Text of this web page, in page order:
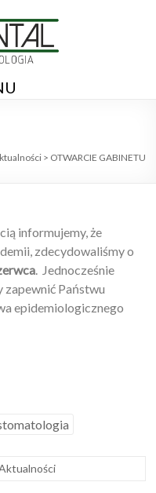
> OTWARCIE GABINETU
informujemy, że
zdecydowaliśmy o
. Jednocześnie
zapewnić Państwu
epidemiologicznego